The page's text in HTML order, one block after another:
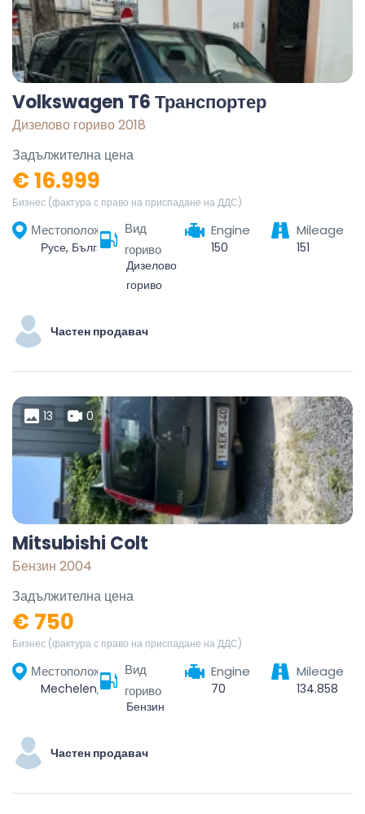
Volkswagen T6 Транспортер
Дизелово гориво 2018
Задължителна цена
€ 16.999
Бизнес (фактура с право на приспадане на ДДС)
Местоположение
Русе, България
Вид
гориво
Дизелово
гориво
Engine
150
Mileage
151
Частен продавач
13 0
Mitsubishi Colt
Бензин 2004
Задължителна цена
€ 750
Бизнес (фактура с право на приспадане на ДДС)
Местоположение
Mechelen, Antwerpen, Vlaanderen, België
Вид
гориво
Бензин
Engine
70
Mileage
134.858
Частен продавач